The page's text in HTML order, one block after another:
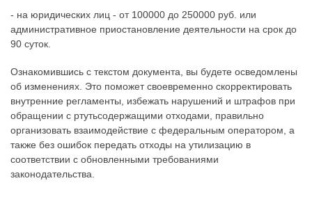
- на юридических лиц - от 100000 до 250000 руб. или
административное приостановление деятельности на срок до
90 суток.
Ознакомившись с текстом документа, вы будете осведомлены
об изменениях. Это поможет своевременно скорректировать
внутренние регламенты, избежать нарушений и штрафов при
обращении с ртутьсодержащими отходами, правильно
организовать взаимодействие с федеральным оператором, а
также без ошибок передать отходы на утилизацию в
соответствии с обновленными требованиями
законодательства.